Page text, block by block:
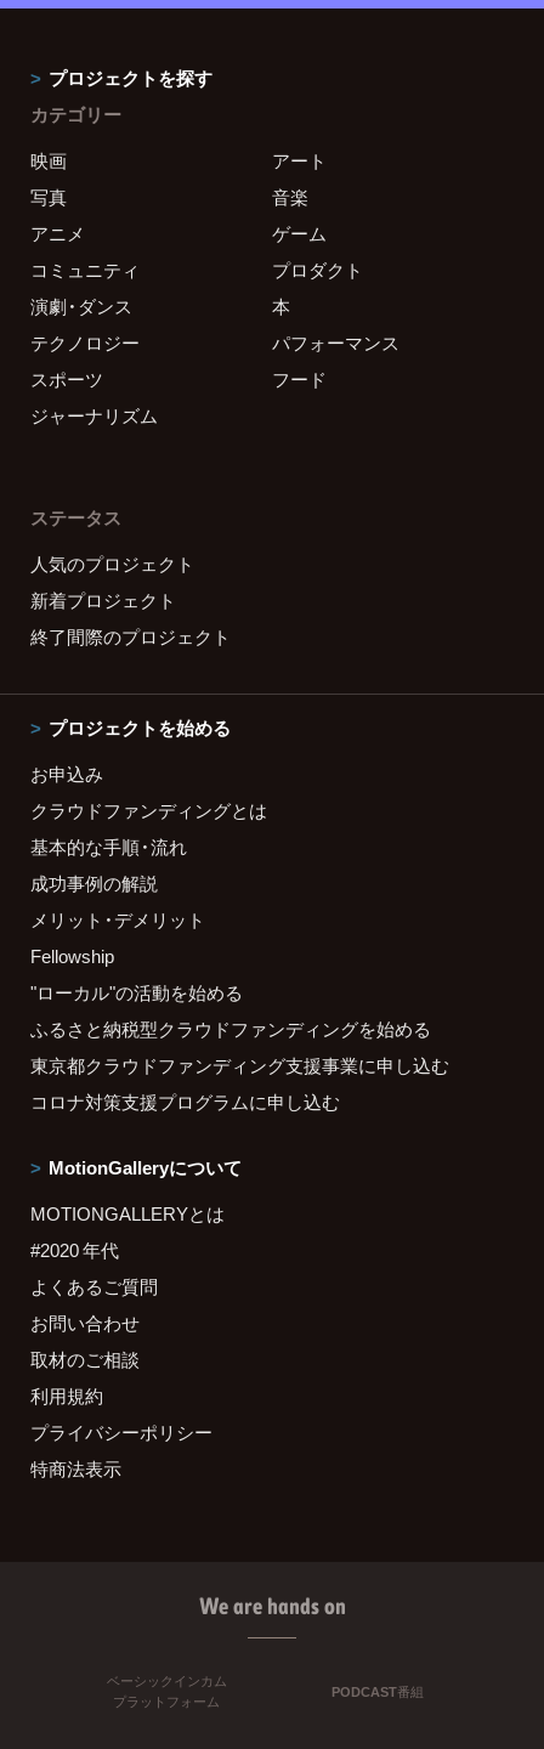
プロジェクトを探す
カテゴリー
映画
アート
写真
音楽
アニメ
ゲーム
コミュニティ
プロダクト
演劇・ダンス
本
テクノロジー
パフォーマンス
スポーツ
フード
ジャーナリズム
ステータス
人気のプロジェクト
新着プロジェクト
終了間際のプロジェクト
プロジェクトを始める
お申込み
クラウドファンディングとは
基本的な手順・流れ
成功事例の解説
メリット・デメリット
Fellowship
"ローカル"の活動を始める
ふるさと納税型クラウドファンディングを始める
東京都クラウドファンディング支援事業に申し込む
コロナ対策支援プログラムに申し込む
MotionGalleryについて
MOTIONGALLERYとは
#2020 年代
よくあるご質問
お問い合わせ
取材のご相談
利用規約
プライバシーポリシー
特商法表示
We are hands on
ベーシックインカム
プラットフォーム
PODCAST番組